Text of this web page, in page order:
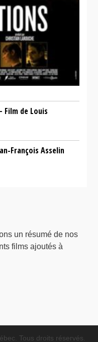
Film de Louis
François Asselin
un résumé de nos
films ajoutés à
Tous droits réservés.